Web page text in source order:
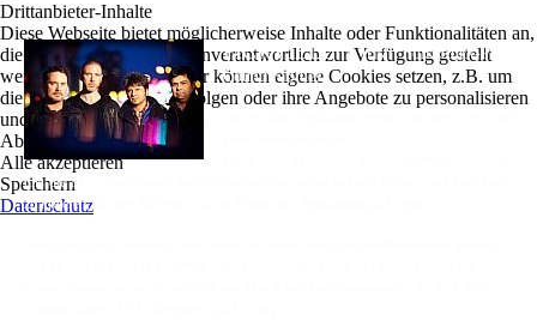
PICKVILLE|Irish Folk-Rock-Pop-
Country-Blues
uns die Möglichkeit einen bunten Cocktail aus verschiedenen Genres und Einflüssen
zu kreieren, ein live Erlebnis voll mit Rhythmus, Spontanität und Spaß.
Drittanbieter-Inhalte
Diese Webseite bietet möglicherweise Inhalte oder Funktionalitäten an,
die von Drittanbietern eigenverantwortlich zur Verfügung gestellt
werden. Diese Drittanbieter können eigene Cookies setzen, z.B. um
die Nutzeraktivität zu verfolgen oder ihre Angebote zu personalisieren
und zu optimieren.
Ablehnen
Alle akzeptieren
Speichern
Datenschutz